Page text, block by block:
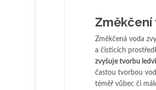
Změkčení
Změkčená voda
a čisticích
zvyšuje tvorbu
častou tvorbou
téměř vůbec či